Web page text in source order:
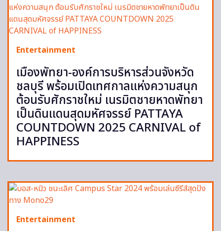
Entertainment
เมืองพัทยา-องค์การบริหารส่วนจังหวัด
ชลบุรี พร้อมเปิดเทศกาลแห่งความสนุก
ต้อนรับศักราชใหม่ เนรมิตชายหาดพัทยา
เป็นดินแดนสุดมหัศจรรย์ PATTAYA
COUNTDOWN 2025 CARNIVAL of
HAPPINESS
Entertainment